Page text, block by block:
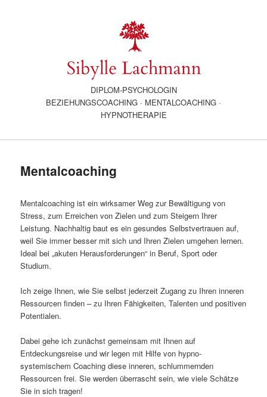
DIPLOM-PSYCHOLOGIN
BEZIEHUNGSCOACHING · MENTALCOACHING ·
HYPNOTHERAPIE
Mentalcoaching
Mentalcoaching ist ein wirksamer Weg zur Bewältigung von
Stress, zum Erreichen von Zielen und zum Steigern Ihrer
Leistung. Nachhaltig baut es ein gesundes Selbstvertrauen auf,
weil Sie immer besser mit sich und Ihren Zielen umgehen lernen.
Ideal bei „akuten Herausforderungen“ in Beruf, Sport oder
Studium.
Ich zeige Ihnen, wie Sie selbst jederzeit Zugang zu Ihren inneren
Ressourcen finden – zu Ihren Fähigkeiten, Talenten und positiven
Potentialen.
Dabei gehe ich zunächst gemeinsam mit Ihnen auf
Entdeckungsreise und wir legen mit Hilfe von hypno-
systemischem Coaching diese inneren, schlummernden
Ressourcen frei. Sie werden überrascht sein, wie viele Schätze
Sie in sich tragen!